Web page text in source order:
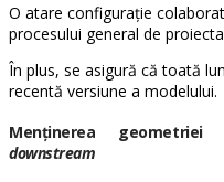
O atare configurație
procesului general de
În plus, se asigură că toată
recentă versiune a modelului.
Menținerea geometriei
downstream